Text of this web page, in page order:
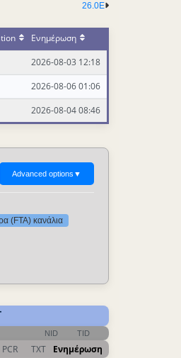
26.0E
Ενημέρωση
2026-08-03 12:18
2026-08-06 01:06
2026-08-04 08:46
Advanced options ▼
(FTA) κανάλια
NID TID
PCR TXT Ενημέρωση